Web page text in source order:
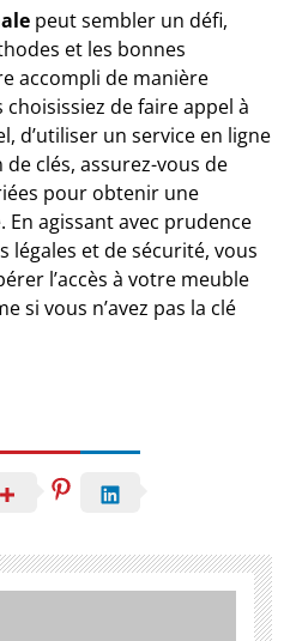
peut sembler un défi,
et les bonnes
accompli de manière
de faire appel à
d’utiliser un service en ligne
clés, assurez-vous de
pour obtenir une
agissant avec prudence
légales et de sécurité, vous
l’accès à votre meuble
si vous n’avez pas la clé